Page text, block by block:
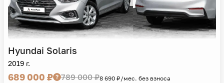
Hyundai Solaris
2019 г.
689 000 ₽ 789 000 ₽8 690 ₽/мес. без взноса